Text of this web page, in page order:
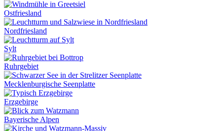
Ostfriesland
Nordfriesland
Sylt
Ruhrgebiet
Mecklenburgische Seenplatte
Erzgebirge
Bayerische Alpen